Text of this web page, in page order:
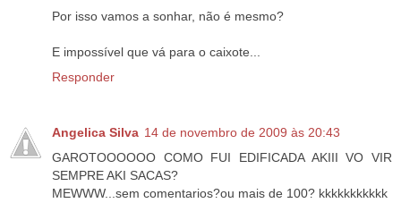
Por isso vamos a sonhar, não é mesmo?
E impossível que vá para o caixote...
Responder
Angelica Silva 14 de novembro de 2009 às 20:43
GAROTOOOOOO COMO FUI EDIFICADA AKIII VO VIR
SEMPRE AKI SACAS?
MEWWW...sem comentarios?ou mais de 100? kkkkkkkkkkk